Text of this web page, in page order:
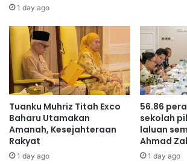
a
a
t
p
e
n
i
n
g
k
a
t
1 day ago
Tuanku Muhriz Titah Exco
Baharu Utamakan
Amanah, Kesejahteraan
Rakyat
1 day ago
56.86
sekolah
laluan
Ahmad
1 day ago